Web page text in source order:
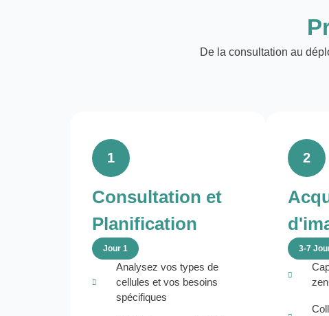
De la consultation au
1
Consultation et
Planification
Jour 1
Analysez vos types de
cellules et vos besoins
spécifiques
2
3-7